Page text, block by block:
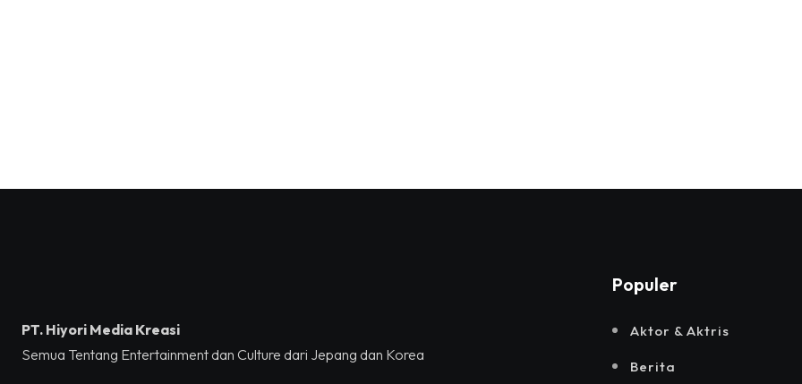
PT. Hiyori Media Kreasi
Semua Tentang Entertainment dan Culture dari Jepang dan Korea
Populer
Aktor & Aktris
Berita